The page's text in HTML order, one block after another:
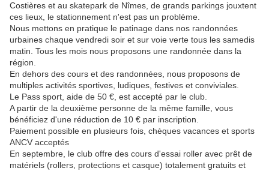
Costières et au skatepark de Nîmes, de grands parkings jouxtent
ces lieux, le stationnement n'est pas un problème.
Nous mettons en pratique le patinage dans nos randonnées
urbaines chaque vendredi soir et sur voie verte tous les samedis
matin. Tous les mois nous proposons une randonnée dans la
région.
En dehors des cours et des randonnées, nous proposons de
multiples activités sportives, ludiques, festives et conviviales.
Le Pass sport, aide de 50 €, est accepté par le club.
A partir de la deuxième personne de la même famille, vous
bénéficiez d'une réduction de 10 € par inscription.
Paiement possible en plusieurs fois, chèques vacances et sports
ANCV acceptés
En septembre, le club offre des cours d'essai roller avec prêt de
matériels (rollers, protections et casque) totalement gratuits et